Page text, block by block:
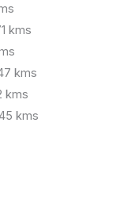
kms
kms
kms
kms